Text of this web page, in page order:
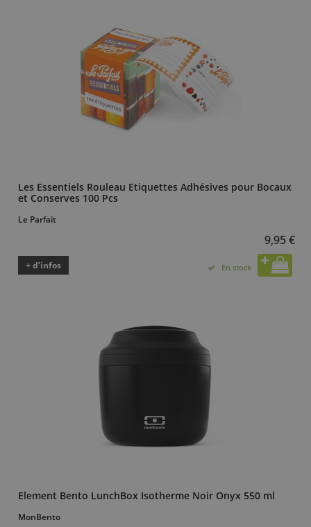
Les Essentiels Rouleau Etiquettes Adhésives pour Bocaux
et Conserves 100 Pcs
Le Parfait
9,95 €
+ d’infos En stock
Element Bento LunchBox Isotherme Noir Onyx 550 ml
MonBento